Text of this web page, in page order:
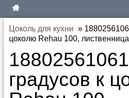
Цоколь для кухни »
цоколю Rehau 100,
градусов к